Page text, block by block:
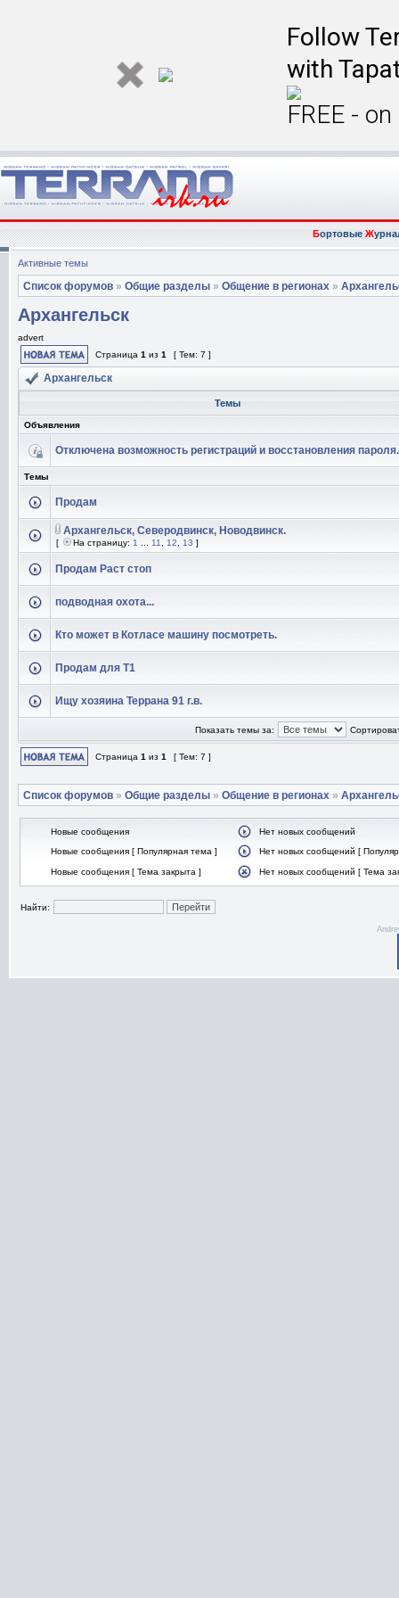
Follow
with
FREE -
БортовыеЖ
Активные темы
Список форумов » Общие разделы » Общение в регионах »
Архангельск
advert
Страница 1 из 1 [ Тем: 7 ]
Архангельск
Темы
Объявления
Отключена возможность регистраций и восстановления пароля.
Темы
Продам
Архангельск, Северодвинск, Новодвинск.
[ На страницу: 1 11 12 13 ]
Продам Раст стоп
подводная охота...
Кто может в Котласе машину посмотреть.
Продам для Т1
Ищу хозяина Террана 91 г.в.
Показать темы за:
Страница 1 из 1 [ Тем: 7 ]
Список форумов » Общие разделы » Общение в регионах »
Новые сообщения
Нет новых сообщений
Новые сообщения [ Популярная тема ]
Нет новых сообщений [
Новые сообщения [ Тема закрыта ] Нет новых сообщений [ Тема
Найти: